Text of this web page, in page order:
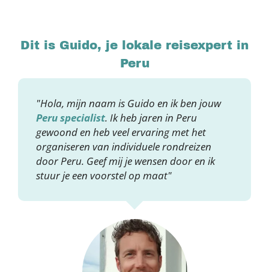
Dit is Guido, je lokale reisexpert in
Peru
"Hola, mijn naam is Guido en ik ben jouw
Peru specialist. Ik heb jaren in Peru
gewoond en heb veel ervaring met het
organiseren van individuele rondreizen
door Peru. Geef mij je wensen door en ik
stuur je een voorstel op maat"